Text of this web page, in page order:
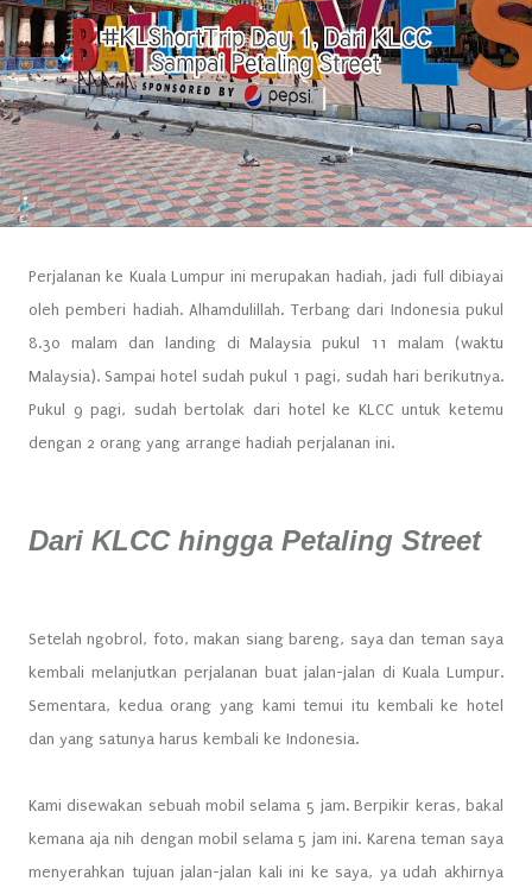
Perjalanan ke Kuala Lumpur ini merupakan hadiah, jadi full dibiayai
oleh pemberi hadiah. Alhamdulillah. Terbang dari Indonesia pukul
8.30 malam dan landing di Malaysia pukul 11 malam (waktu
Malaysia). Sampai hotel sudah pukul 1 pagi, sudah hari berikutnya.
Pukul 9 pagi, sudah bertolak dari hotel ke KLCC untuk ketemu
dengan 2 orang yang arrange hadiah perjalanan ini.
Dari KLCC hingga Petaling Street
Setelah ngobrol, foto, makan siang bareng, saya dan teman saya
kembali melanjutkan perjalanan buat jalan-jalan di Kuala Lumpur.
Sementara, kedua orang yang kami temui itu kembali ke hotel
dan yang satunya harus kembali ke Indonesia.
Kami disewakan sebuah mobil selama 5 jam. Berpikir keras, bakal
kemana aja nih dengan mobil selama 5 jam ini. Karena teman saya
menyerahkan tujuan jalan-jalan kali ini ke saya, ya udah akhirnya